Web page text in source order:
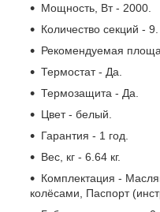
Мощность, Вт - 2000.
Количество секций - 9.
Рекомендуемая
Термостат - Да.
Термозащита - Да.
Цвет - белый.
Гарантия - 1 год.
Вес, кг - 6.64 кг.
Комплектация -
колёсами, Паспорт